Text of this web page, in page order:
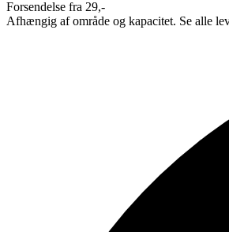
Forsendelse fra 29,-
Afhængig af område og kapacitet. Se alle